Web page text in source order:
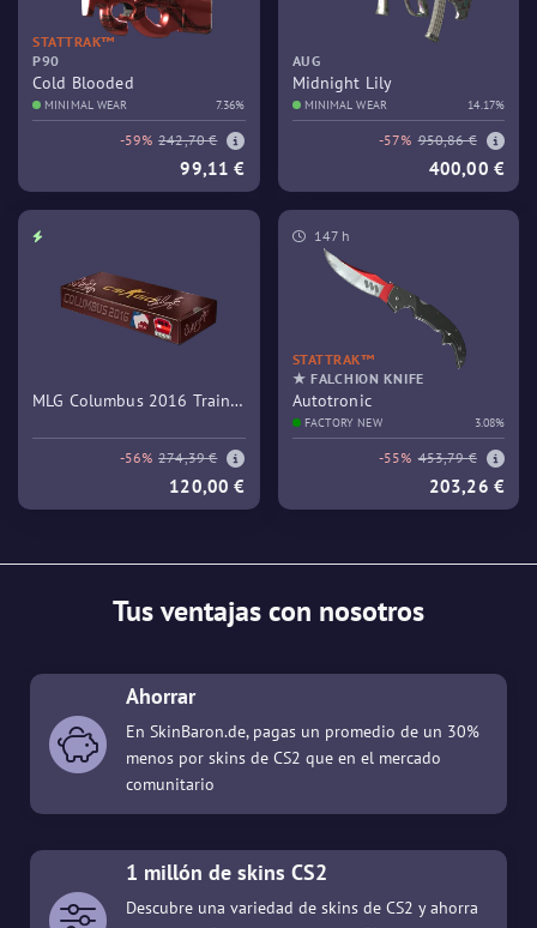
STATTRAK™
P90
Cold Blooded
MINIMAL WEAR 7.36%
-59% 242,70 €
99,11 €
AUG
Midnight Lily
MINIMAL WEAR 14.17%
-57% 950,86 €
400,00 €
MLG Columbus 2016 Train
-56% 274,39 €
120,00 €
147 h
STATTRAK™
★ FALCHION KNIFE
Autotronic
FACTORY NEW 3.08%
-55% 453,79 €
203,26 €
Tus ventajas con nosotros
Ahorrar
En SkinBaron.de, pagas un promedio de un 30%
menos por skins de CS2 que en el mercado
comunitario
1 millón de skins CS2
Descubre una variedad de skins de CS2 y ahorra